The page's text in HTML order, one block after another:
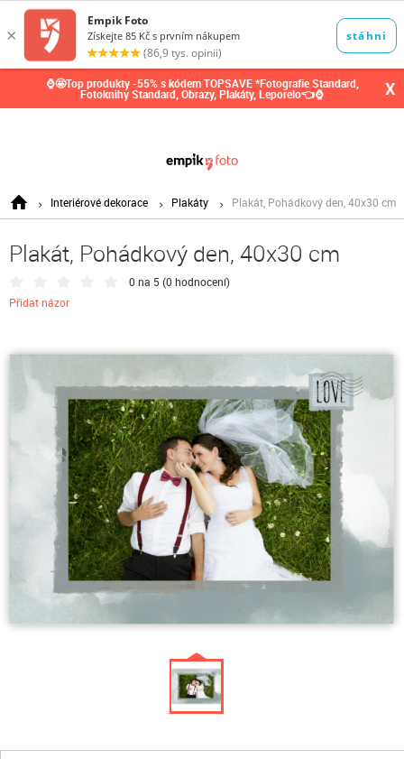
⌚🤩Top produkty -55% s kódem TOPSAVE *Fotografie Standard,
Fotoknihy Standard, Obrazy, Plakáty, Leporelo👈⌚ X
Interiérové dekorace Plakáty Plakát, Pohádkový den, 40x30 cm
Plakát, Pohádkový den, 40x30 cm
0 na 5 (0 hodnocení)
Přidat názor